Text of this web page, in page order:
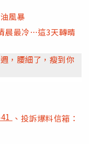
風暴
晨最冷…這3天轉晴
，腰細了，瘦到你
、投訴爆料信箱：